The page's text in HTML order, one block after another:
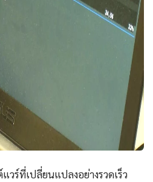
ร์ที่เปลี่ยนแปลงอย่างรวดเร็ว